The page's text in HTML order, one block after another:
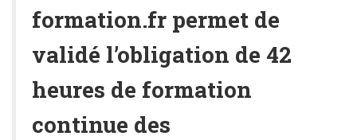
formation.fr permet de
validé l’obligation de 42
heures de formation
continue des